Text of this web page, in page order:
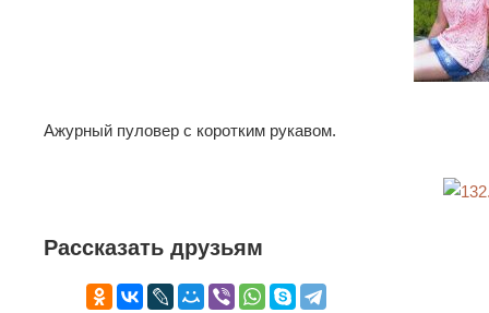
Ажурный пуловер с коротким рукавом.
Рассказать друзьям